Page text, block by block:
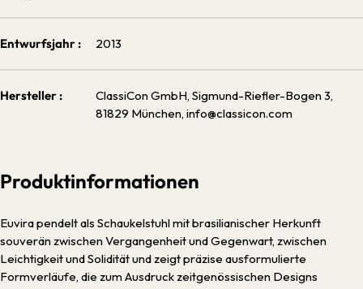
Entwurfsjahr : 2013
Hersteller :
ClassiCon GmbH, Sigmund-Riefler-Bogen 3,
81829 München, info@classicon.com
Produktinformationen
Euvira pendelt als Schaukelstuhl mit brasilianischer Herkunft
souverän zwischen Vergangenheit und Gegenwart, zwischen
Leichtigkeit und Solidität und zeigt präzise ausformulierte
Formverläufe, die zum Ausdruck zeitgenössischen Designs